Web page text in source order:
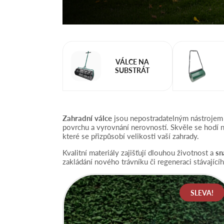
VÁLCE NA
SUBSTRÁT
Zahradní válcejsou nepostradatelným
povrchu a vyrovnání nerovností. Skvěle se hodí
které se přizpůsobí velikosti vaší zahrady.
Kvalitní materiály zajišťují dlouhou životnost a
zakládání nového trávníku či regeneraci
SLEVA!